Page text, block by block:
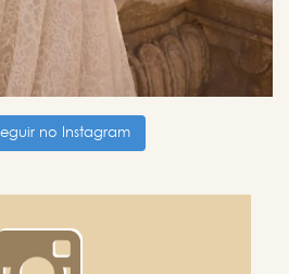
no Instagram